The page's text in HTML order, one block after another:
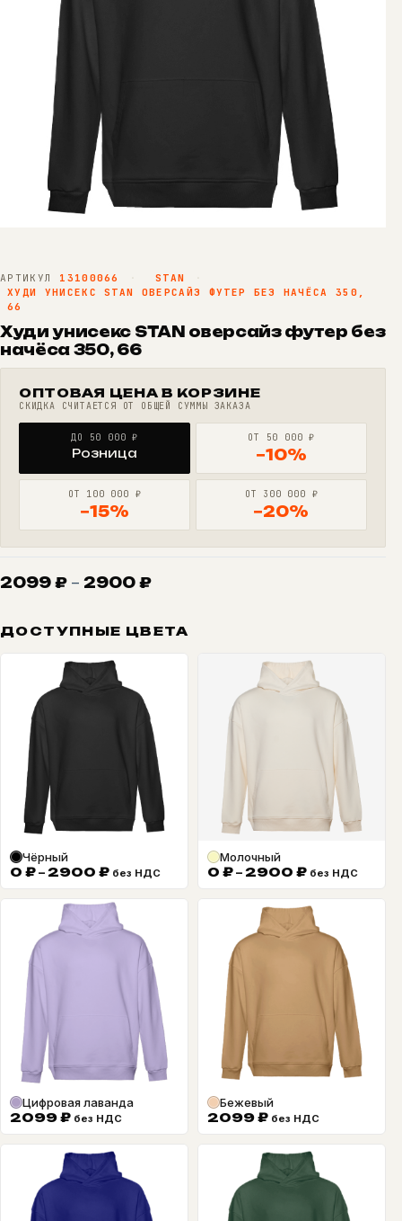
АРТИКУЛ 13100066 · STAN
·
ХУДИ УНИСЕКС STAN ОВЕРСАЙЗ ФУТЕР БЕЗ НАЧЁСА 350,
66
Худи унисекс STAN оверсайз футер без
начёса 350, 66
ОПТОВАЯ ЦЕНА В КОРЗИНЕ
СКИДКА СЧИТАЕТСЯ ОТ ОБЩЕЙ СУММЫ ЗАКАЗА
ДО 50 000 ₽
Розница
ОТ 50 000 ₽
−10%
ОТ 100 000 ₽
−15%
ОТ 300 000 ₽
−20%
2099 ₽ – 2900 ₽Диапазон
–
ДОСТУПНЫЕ ЦВЕТА
Чёрный
0 ₽–2900 ₽Диапазон
0 ₽
2900 ₽
без НДС
Молочный
0₽–2900₽Диапазон
–
2900 ₽
без НДС
Цифровая лаванда
2099₽ без НДС
Бежевый
2099₽ без НДС